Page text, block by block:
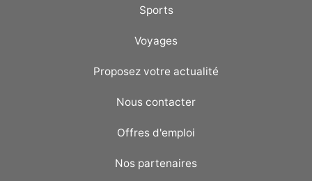
Sports
Voyages
Proposez votre actualité
Nous contacter
Offres d'emploi
Nos partenaires